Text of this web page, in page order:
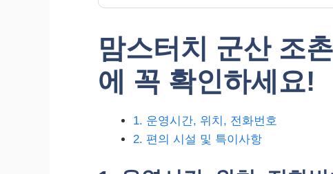
맘스터치 군산 조
에 꼭 확인하세요!
1. 운영시간, 위치, 전화번호
2. 편의 시설 및 특이사항